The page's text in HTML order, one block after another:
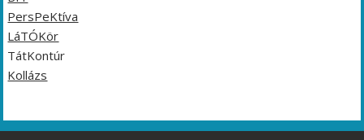
PersPeKtíva
LáTÓKör
TátKontúr
Kollázs